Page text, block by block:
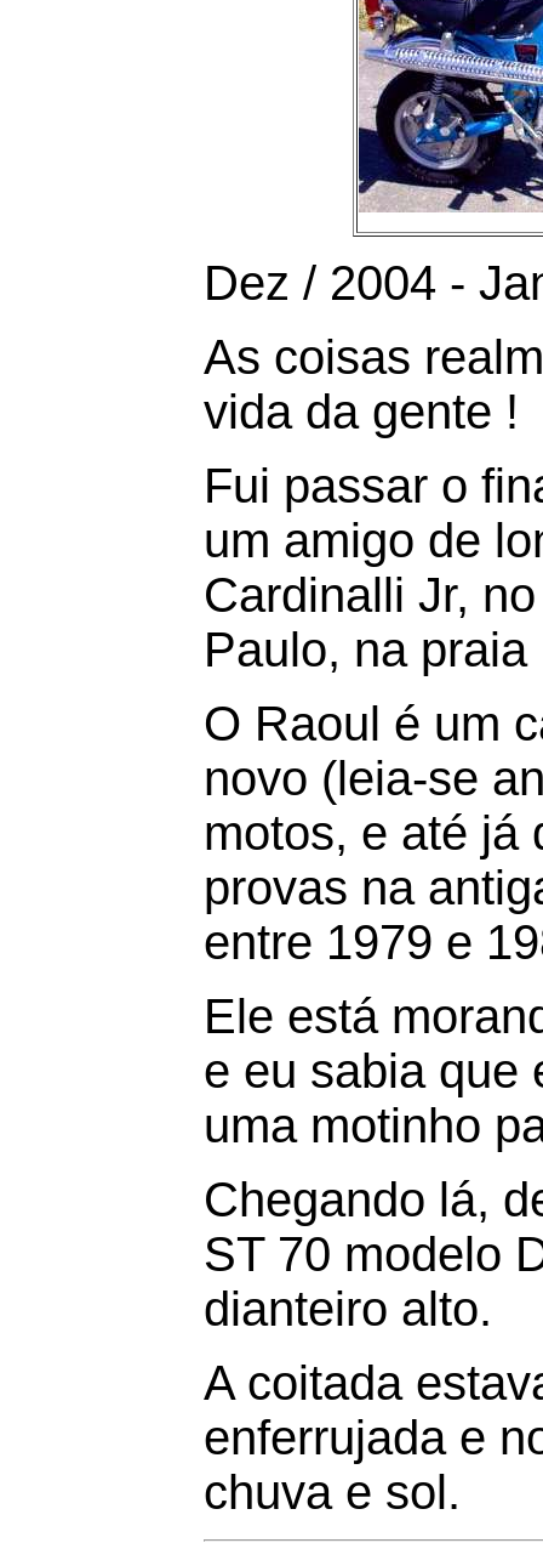
Dez / 2004 -
As coisas
vida da gente !
Fui passar o
um amigo de
Cardinalli Jr,
Paulo, na
O Raoul é um
novo (leia-se
motos, e até já
provas na
entre 1979 e
Ele está
e eu sabia que
uma motinho
Chegando lá,
ST 70 modelo
dianteiro alto.
A coitada
enferrujada e
chuva e sol.